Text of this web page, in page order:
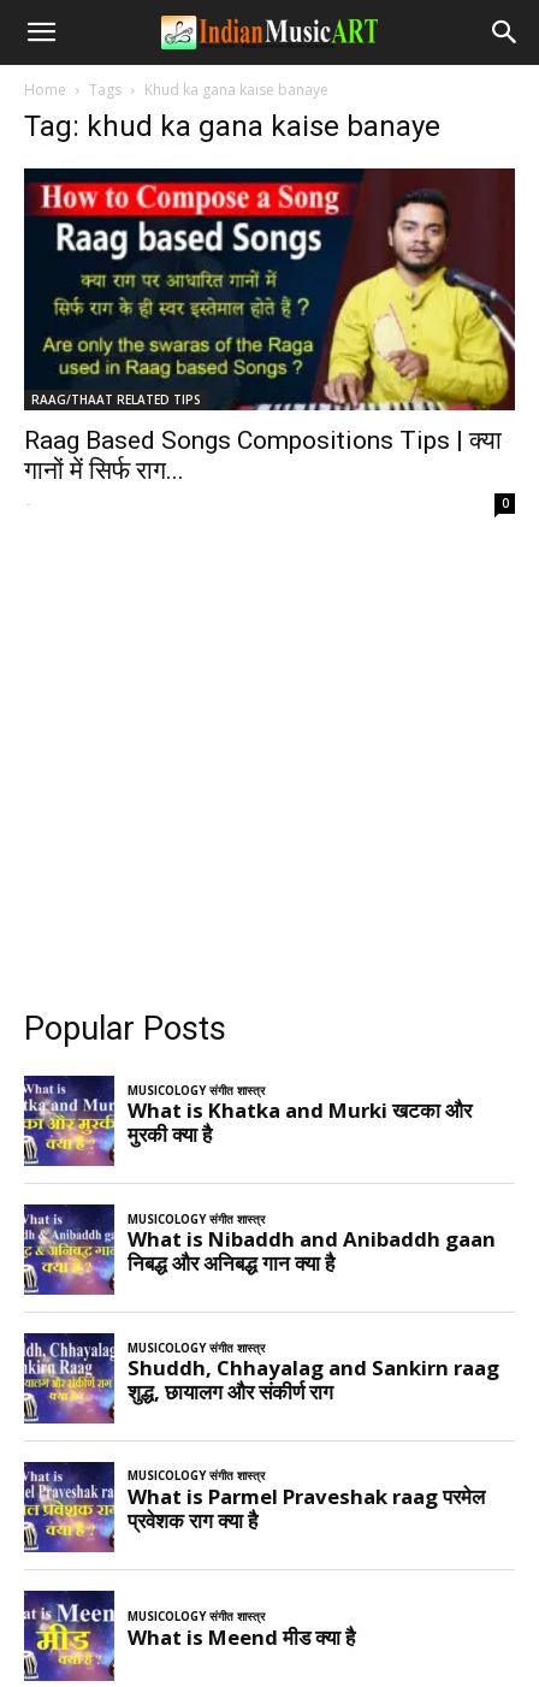
Home Tags Khud ka gana kaise banaye
Tag: khud ka gana kaise banaye
RAAG/THAAT RELATED TIPS
Raag Based Songs Compositions Tips | क्या
गानों में सिर्फ राग...
- 0
Popular Posts